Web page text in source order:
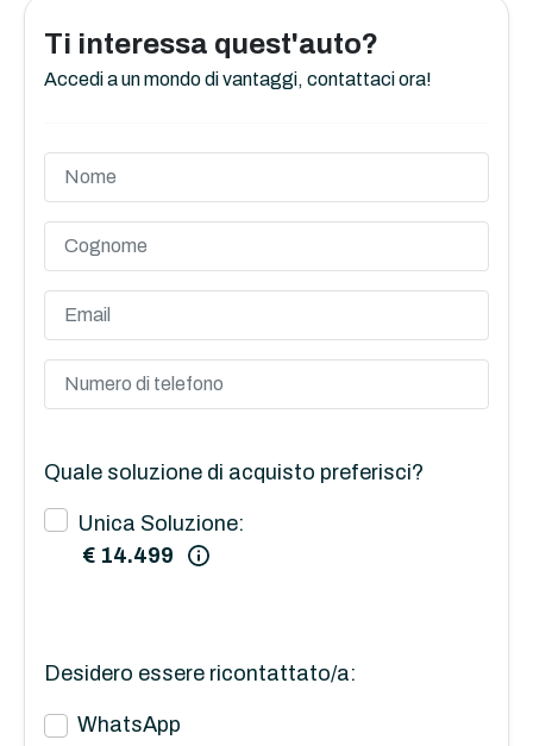
Ti interessa quest'auto?
Accedi a un mondo di vantaggi, contattaci ora!
Quale soluzione di acquisto preferisci?
Unica Soluzione:
€ 14.499
Desidero essere ricontattato/a:
WhatsApp